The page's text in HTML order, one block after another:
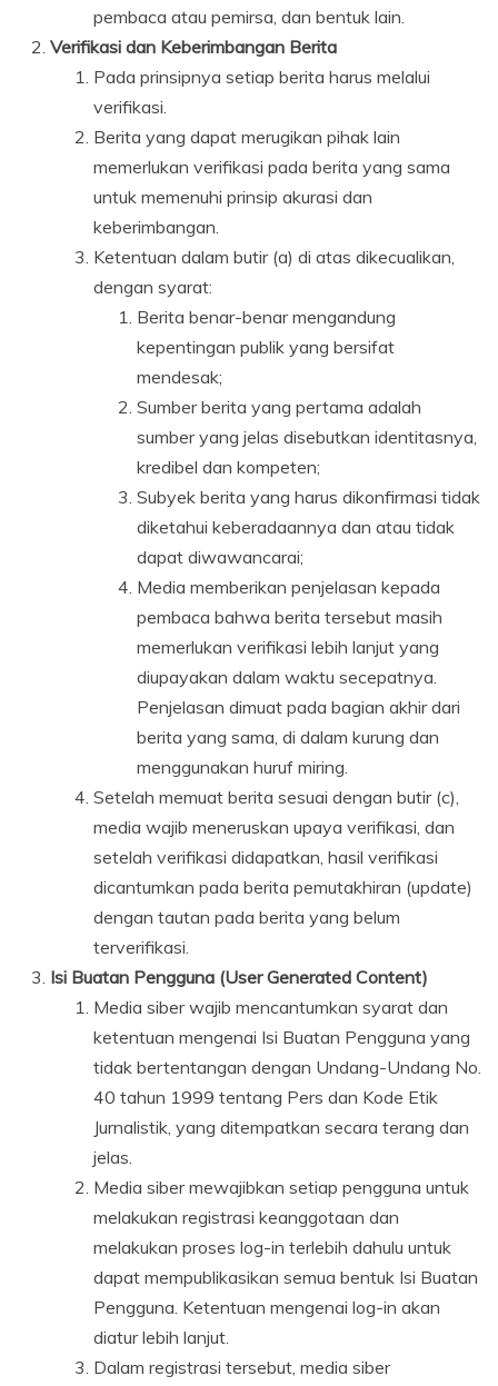
pembaca atau pemirsa, dan bentuk lain.
Verifikasi dan Keberimbangan Berita
Pada prinsipnya setiap berita harus melalui
verifikasi.
Berita yang dapat merugikan pihak lain
memerlukan verifikasi pada berita yang sama
untuk memenuhi prinsip akurasi dan
keberimbangan.
Ketentuan dalam butir (a) di atas dikecualikan,
dengan syarat:
Berita benar-benar mengandung
kepentingan publik yang bersifat
mendesak;
Sumber berita yang pertama adalah
sumber yang jelas disebutkan identitasnya,
kredibel dan kompeten;
Subyek berita yang harus dikonfirmasi tidak
diketahui keberadaannya dan atau tidak
dapat diwawancarai;
Media memberikan penjelasan kepada
pembaca bahwa berita tersebut masih
memerlukan verifikasi lebih lanjut yang
diupayakan dalam waktu secepatnya.
Penjelasan dimuat pada bagian akhir dari
berita yang sama, di dalam kurung dan
menggunakan huruf miring.
Setelah memuat berita sesuai dengan butir (c),
media wajib meneruskan upaya verifikasi, dan
setelah verifikasi didapatkan, hasil verifikasi
dicantumkan pada berita pemutakhiran (update)
dengan tautan pada berita yang belum
terverifikasi.
Isi Buatan Pengguna (User Generated Content)
Media siber wajib mencantumkan syarat dan
ketentuan mengenai Isi Buatan Pengguna yang
tidak bertentangan dengan Undang-Undang No.
40 tahun 1999 tentang Pers dan Kode Etik
Jurnalistik, yang ditempatkan secara terang dan
jelas.
Media siber mewajibkan setiap pengguna untuk
melakukan registrasi keanggotaan dan
melakukan proses log-in terlebih dahulu untuk
dapat mempublikasikan semua bentuk Isi Buatan
Pengguna. Ketentuan mengenai log-in akan
diatur lebih lanjut.
Dalam registrasi tersebut, media siber